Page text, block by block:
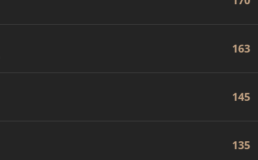
163
145
135